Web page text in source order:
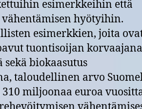
esimerkkeihin että
hyötyihin.
esimerkkien, joita
tuontisoijan
biokaasutus
taloudellinen arvo
miljoonaa euroa